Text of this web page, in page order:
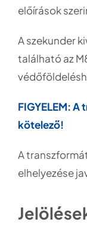
előírások
A szekunder
található az
FIGYELEM:
kötelező!
A
elhelyezése